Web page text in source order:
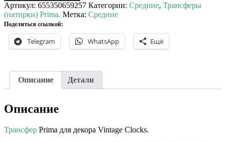
Артикул: 655350659257 Категории: Средние, Трансферы
(натирки) Prima. Метка: Средние
Поделиться ссылкой:
Telegram WhatsApp Ещё
Описание Детали
Описание
Трансфер Prima для декора Vintage Clocks.